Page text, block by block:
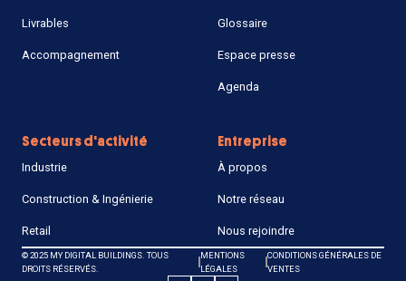
Livrables
Accompagnement
Secteurs d'activité
Industrie
Construction & Ingénierie
Retail
Glossaire
Espace presse
Agenda
Entreprise
À propos
Notre réseau
Nous rejoindre
© 2025 MY DIGITAL BUILDINGS. TOUS
DROITS RÉSERVÉS.
MENTIONS
LÉGALES
CONDITIONS GÉNÉRALES DE
VENTES